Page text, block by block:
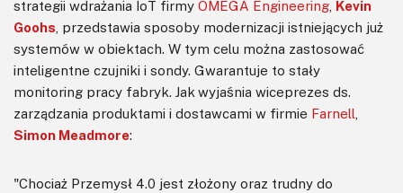
strategii wdrażania IoT firmy OMEGA Engineering Kevin
Goohs , przedstawia sposoby modernizacji istniejących już
systemów w obiektach. W tym celu można zastosować
inteligentne czujniki i sondy. Gwarantuje to stały
monitoring pracy fabryk. Jak wyjaśnia wiceprezes ds.
zarządzania produktami i dostawcami w firmie Farnell
Simon Meadmore:
"Chociaż Przemysł 4.0 jest złożony oraz trudny do